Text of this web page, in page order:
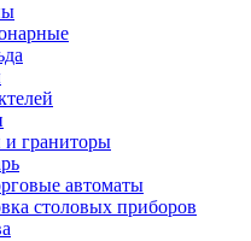
и граниторы
автоматы
столовых приборов